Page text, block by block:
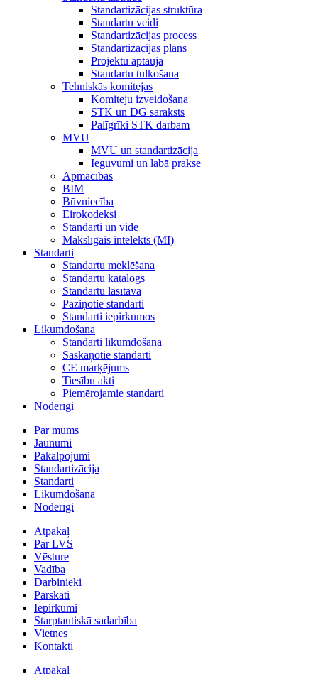
Standartizācijas struktūra
Standartu veidi
Standartizācijas process
Standartizācijas plāns
Projektu aptauja
Standartu tulkošana
Tehniskās komitejas
Komiteju izveidošana
STK un DG saraksts
Palīgrīki STK darbam
MVU
MVU un standartizācija
Ieguvumi un labā prakse
Apmācības
BIM
Būvniecība
Eirokodeksi
Standarti un vide
Mākslīgais intelekts (MI)
Standarti
Standartu meklēšana
Standartu katalogs
Standartu lasītava
Paziņotie standarti
Standarti iepirkumos
Likumdošana
Standarti likumdošanā
Saskaņotie standarti
CE marķējums
Tiesību akti
Piemērojamie standarti
Noderīgi
Par mums
Jaunumi
Pakalpojumi
Standartizācija
Standarti
Likumdošana
Noderīgi
Atpakaļ
Par LVS
Vēsture
Vadība
Darbinieki
Pārskati
Iepirkumi
Starptautiskā sadarbība
Vietnes
Kontakti
Atpakaļ